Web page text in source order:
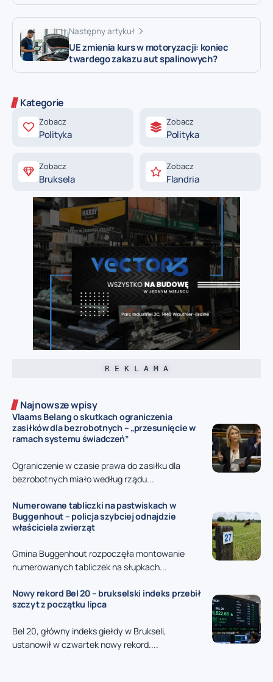
Następny artykuł
UE zmienia kurs w motoryzacji: koniec
twardego zakazu aut spalinowych?
Kategorie
Zobacz
Polityka
Zobacz
Polityka
Zobacz
Bruksela
Zobacz
Flandria
R E K L A M A
Najnowsze wpisy
Vlaams Belang o skutkach ograniczenia
zasiłków dla bezrobotnych – „przesunięcie w
ramach systemu świadczeń”
Ograniczenie w czasie prawa do zasiłku dla
bezrobotnych miało według rządu...
Numerowane tabliczki na pastwiskach w
Buggenhout – policja szybciej odnajdzie
właściciela zwierząt
Gmina Buggenhout rozpoczęła montowanie
numerowanych tabliczek na słupkach...
Nowy rekord Bel 20 – brukselski indeks przebił
szczyt z początku lipca
Bel 20, główny indeks giełdy w Brukseli,
ustanowił w czwartek nowy rekord....